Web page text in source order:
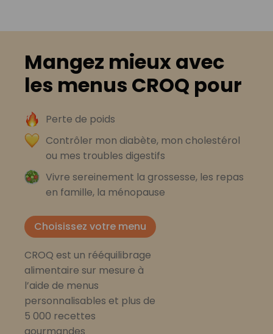
Mangez mieux avec
les menus CROQ pour
Perte de poids
Contrôler mon diabète, mon cholestérol
ou mes troubles digestifs
Vivre sereinement la grossesse, les repas
en famille, la ménopause
Choisissez votre menu
CROQ est un rééquilibrage
alimentaire sur mesure à
l’aide de menus
personnalisables et plus de
5 000 recettes